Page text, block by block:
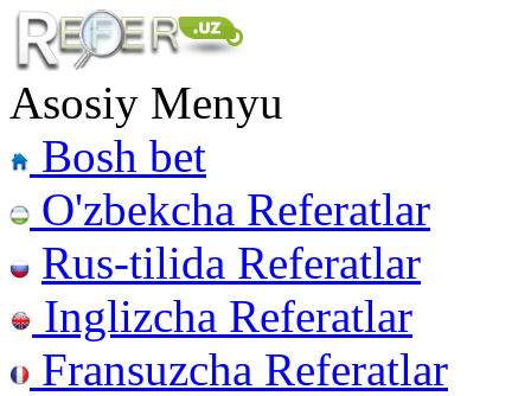
Asosiy Menyu
Bosh bet
O'zbekcha Referatlar
Rus-tilida Referatlar
Inglizcha Referatlar
Fransuzcha Referatlar